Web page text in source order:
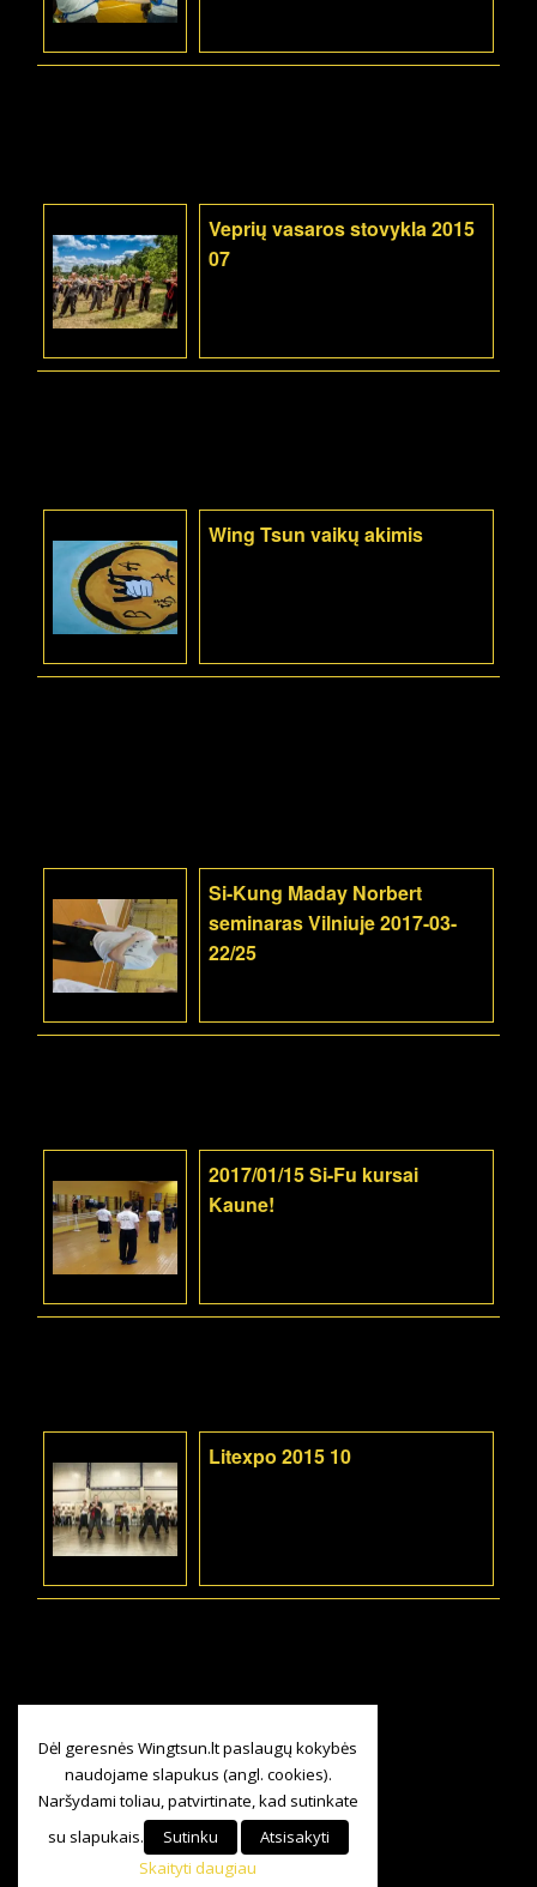
Veprių vasaros stovykla 2015
07
Wing Tsun vaikų akimis
Si-Kung Maday Norbert
seminaras Vilniuje 2017-03-
22/25
2017/01/15 Si-Fu kursai
Kaune!
Litexpo 2015 10
Dėl geresnės Wingtsun.lt paslaugų kokybės
naudojame slapukus (angl. cookies).
Naršydami toliau, patvirtinate, kad sutinkate
su slapukais.
Sutinku
Atsisakyti
Skaityti daugiau